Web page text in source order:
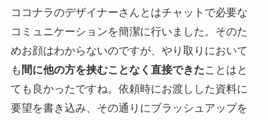
ココナラのデザイナーさんとはチャットで必要な
コミュニケーションを簡潔に行いました。そのた
めお顔はわからないのですが、やり取りにおいて
も 間に他の方を挟むことなく直接できたことはと
ても良かったですね。依頼時にお渡しした資料に
要望を書き込み、その通りにブラッシュアップを